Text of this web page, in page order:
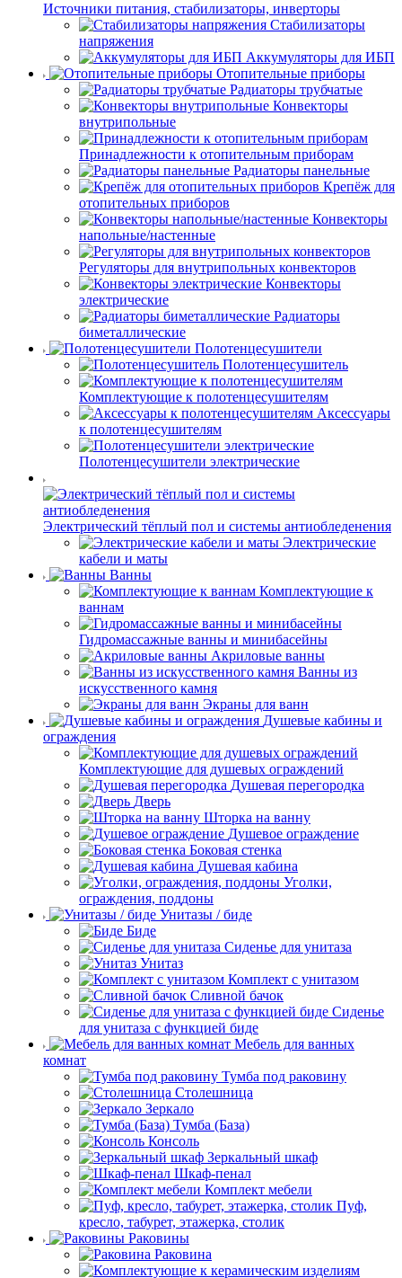
Источники питания, стабилизаторы, инверторы
Стабилизаторы
напряжения
Аккумуляторы для ИБП
Отопительные приборы
Радиаторы трубчатые
Конвекторы
внутрипольные
Принадлежности к отопительным приборам
Радиаторы панельные
Крепёж для
отопительных приборов
Конвекторы
напольные/настенные
Регуляторы для внутрипольных конвекторов
Конвекторы
электрические
Радиаторы
биметаллические
Полотенцесушители
Полотенцесушитель
Комплектующие к полотенцесушителям
Аксессуары
к полотенцесушителям
Полотенцесушители электрические
Электрический тёплый пол и системы антиобледенения
Электрические
кабели и маты
Ванны
Комплектующие к
ваннам
Гидромассажные ванны и минибасейны
Акриловые ванны
Ванны из
искусственного камня
Экраны для ванн
Душевые кабины и
ограждения
Комплектующие для душевых ограждений
Душевая перегородка
Дверь
Шторка на ванну
Душевое ограждение
Боковая стенка
Душевая кабина
Уголки,
ограждения, поддоны
Унитазы / биде
Биде
Сиденье для унитаза
Унитаз
Комплект с унитазом
Сливной бачок
Сиденье
для унитаза с функцией биде
Мебель для ванных
комнат
Тумба под раковину
Столешница
Зеркало
Тумба (База)
Консоль
Зеркальный шкаф
Шкаф-пенал
Комплект мебели
Пуф,
кресло, табурет, этажерка, столик
Раковины
Раковина